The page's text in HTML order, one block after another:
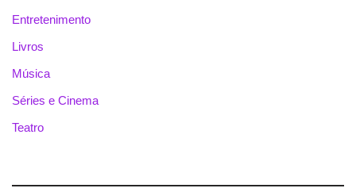
Entretenimento
Livros
Música
Séries e Cinema
Teatro